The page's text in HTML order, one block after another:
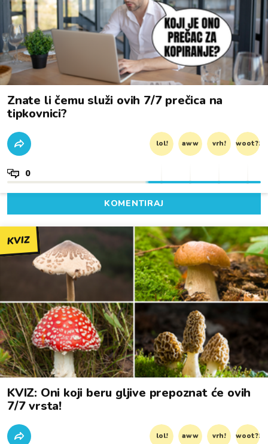
Znate li čemu služi ovih 7/7 prečica na
tipkovnici?
lol! aww vrh! woot?!
0
KOMENTIRAJ
KVIZ
KVIZ: Oni koji beru gljive prepoznat će ovih
7/7 vrsta!
lol! aww vrh! woot?!